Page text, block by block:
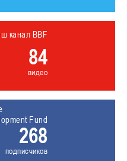
канал BBF
84
видео
Fund
268
подписчиков